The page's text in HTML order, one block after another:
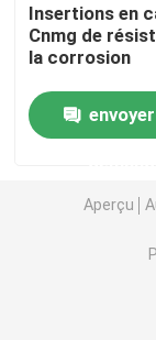
Fraise carbure
Fraise à bout
Fraise en
Fraise en
Insertions en
Cnmg de
la corrosion
Aperçu